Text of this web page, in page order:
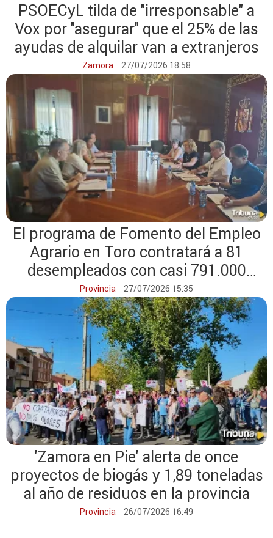
PSOECyL tilda de "irresponsable" a
Vox por "asegurar" que el 25% de las
ayudas de alquilar van a extranjeros
Zamora 27/07/2026 18:58
El programa de Fomento del Empleo
Agrario en Toro contratará a 81
desempleados con casi 791.000
euros
Provincia 27/07/2026 15:35
'Zamora en Pie' alerta de once
proyectos de biogás y 1,89 toneladas
al año de residuos en la provincia
Provincia 26/07/2026 16:49